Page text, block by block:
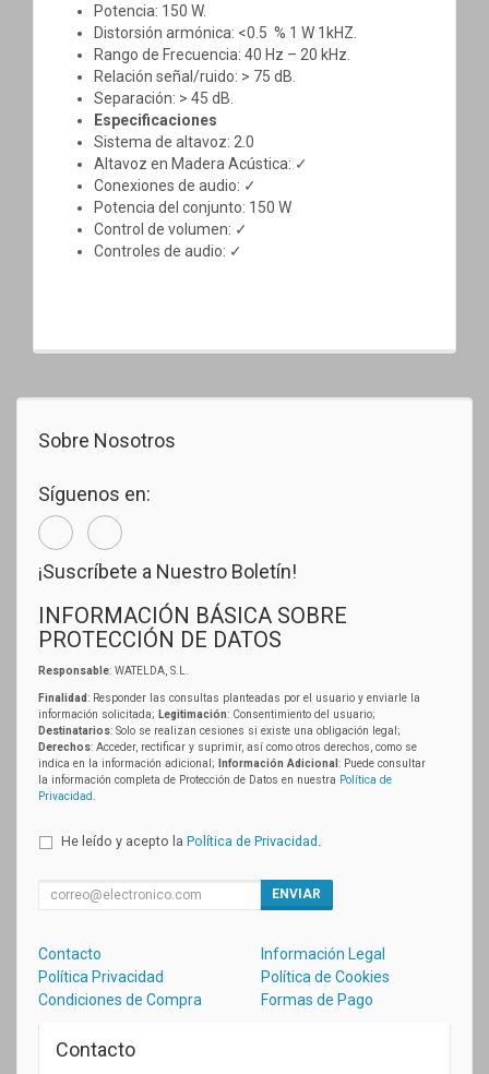
Potencia: 150 W.
Distorsión armónica: <0.5 % 1 W 1kHZ.
Rango de Frecuencia: 40 Hz – 20 kHz.
Relación señal/ruido: > 75 dB.
Separación: > 45 dB.
Especificaciones
Sistema de altavoz: 2.0
Altavoz en Madera Acústica: ✓
Conexiones de audio: ✓
Potencia del conjunto: 150 W
Control de volumen: ✓
Controles de audio: ✓
Sobre Nosotros
Síguenos en:
¡Suscríbete a Nuestro Boletín!
INFORMACIÓN BÁSICA SOBRE
PROTECCIÓN DE DATOS
Responsable: WATELDA, S.L.
Finalidad: Responder las consultas planteadas por el usuario y enviarle la
información solicitada; Legitimación: Consentimiento del usuario;
Destinatarios: Solo se realizan cesiones si existe una obligación legal;
Derechos: Acceder, rectificar y suprimir, así como otros derechos, como se
indica en la información adicional;
Información Adicional : Puede consultar
la información completa de Protección de Datos en nuestra Política de
Privacidad
He leído y acepto la Política de Privacidad
ENVIAR
Contacto
Información Legal
Política Privacidad
Política de Cookies
Condiciones de Compra
Formas de Pago
Contacto